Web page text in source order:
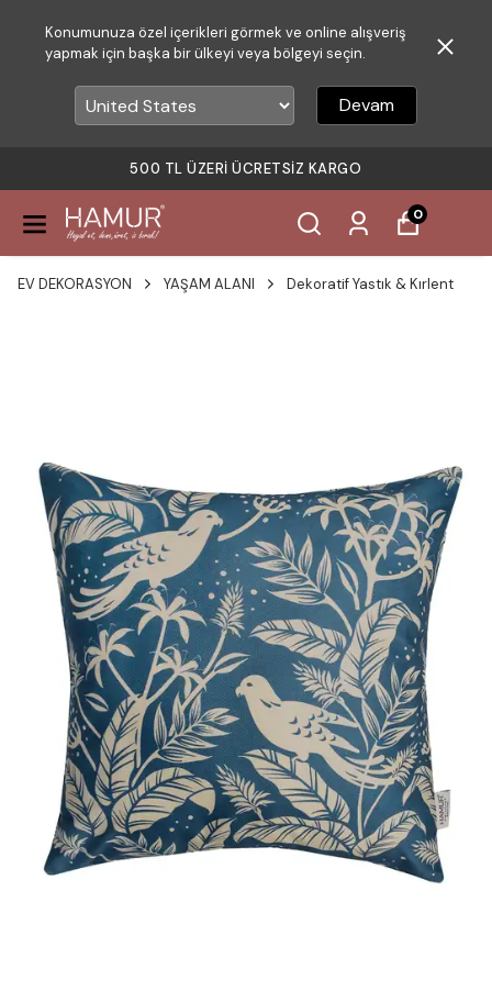
Konumunuza özel içerikleri görmek ve online alışveriş
yapmak için başka bir ülkeyi veya bölgeyi seçin.
Devam
500 TL ÜZERI ÜCRETSIZ KARGO
0
EV DEKORASYON YAŞAM ALANI Dekoratif Yastık & Kırlent